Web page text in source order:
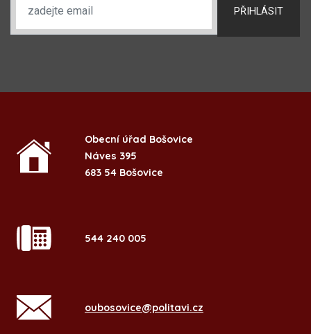
PŘIHLÁSIT
Obecní úřad Bošovice
Náves 395
683 54 Bošovice
544 240 005
oubosovice@politavi.cz